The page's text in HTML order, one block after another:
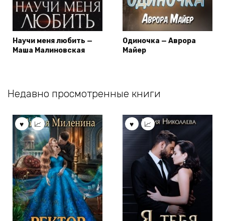
Научи меня любить —
Маша Малиновская
Одиночка — Аврора
Майер
Недавно просмотренные книги